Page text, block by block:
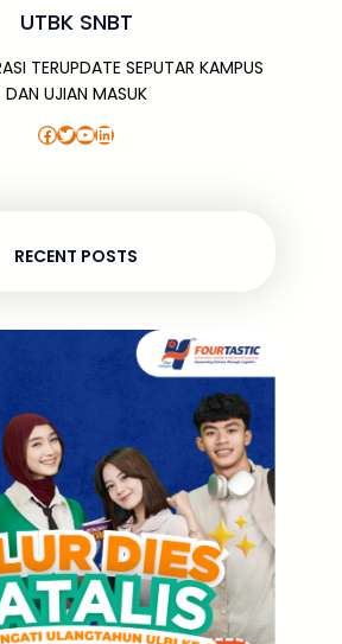
UTBK SNBT
TERUPDATE SEPUTAR KAMPUS
DAN UJIAN MASUK
Facebook Twitter YouTube LinkedIn
RECENT POSTS